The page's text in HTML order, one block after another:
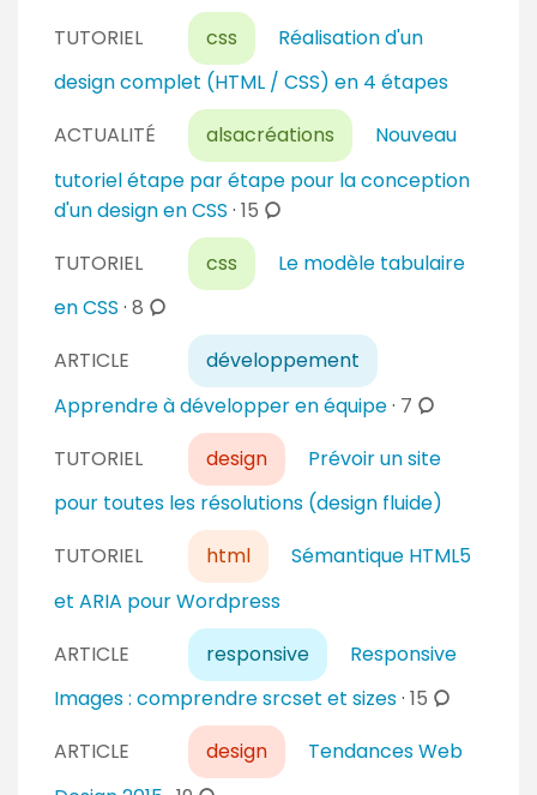
r
s
m
m
e
n
t
a
i
TUTORIEL css
Réalisation d'un
design complet (HTML / CSS) en 4 étapes
ACTUALITÉ
alsacréations
Nouveau
tutoriel étape par étape pour la conception
d'un design en CSS · 15 c
e
n
t
a
i
e
s
TUTORIEL css
Le modèle tabulaire
en CSS · 8 c
m
a
e
ARTICLE
développement
Apprendre à développer en équipe· 7 c
m
m
n
i
e
TUTORIEL design
Prévoir un site
pour toutes les résolutions (design fluide)
TUTORIEL
html
Sémantique HTML5
et ARIA pour Wordpress
ARTICLE
responsive
Responsive
Images : comprendre srcset et sizes· 15 c
m
ARTICLE design
Tendances Web